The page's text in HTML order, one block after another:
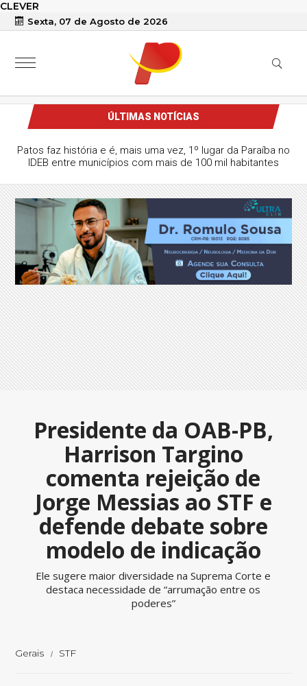
CLEVER
Sexta, 07 de Agosto de 2026
ÚLTIMAS NOTÍCIAS
Patos faz história e é, mais uma vez, 1º lugar da Paraíba no
IDEB entre municípios com mais de 100 mil habitantes
Presidente da OAB-PB,
Harrison Targino
comenta rejeição de
Jorge Messias ao STF e
defende debate sobre
modelo de indicação
Ele sugere maior diversidade na Suprema Corte e
destaca necessidade de “arrumação entre os
poderes”
Gerais STF